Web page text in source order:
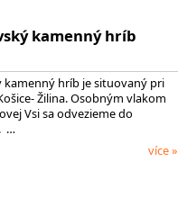
kamenný hríb
kamenný hríb je situovaný pri
Žilina. Osobným vlakom
Vsi sa odvezieme do
…
více »